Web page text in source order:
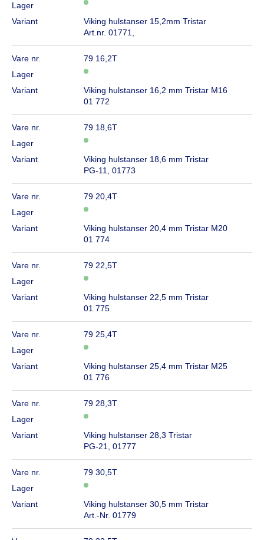
Lager
Variant
Viking hulstanser 15,2mm Tristar
Art.nr. 01771,
Vare nr.
79 16,2T
Lager
Variant
Viking hulstanser 16,2 mm Tristar M16
01 772
Vare nr.
79 18,6T
Lager
Variant
Viking hulstanser 18,6 mm Tristar
PG-11, 01773
Vare nr.
79 20,4T
Lager
Variant
Viking hulstanser 20,4 mm Tristar M20
01 774
Vare nr.
79 22,5T
Lager
Variant
Viking hulstanser 22,5 mm Tristar
01 775
Vare nr.
79 25,4T
Lager
Variant
Viking hulstanser 25,4 mm Tristar M25
01 776
Vare nr.
79 28,3T
Lager
Variant
Viking hulstanser 28,3 Tristar
PG-21, 01777
Vare nr.
79 30,5T
Lager
Variant
Viking hulstanser 30,5 mm Tristar
Art.-Nr. 01779